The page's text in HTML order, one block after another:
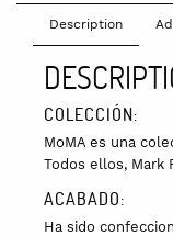
Description
COLECCIÓN:
MoMA es una
Todos ellos, Mark
ACABADO:
Ha sido